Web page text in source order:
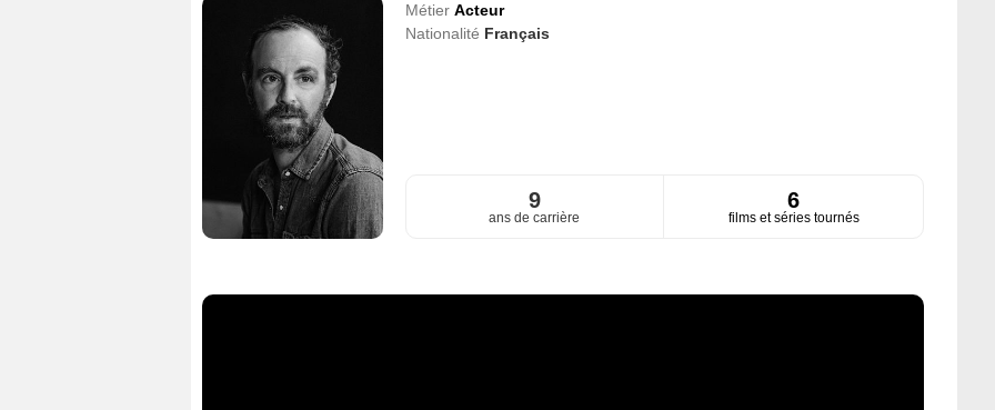
Métier Acteur
Nationalité Français
9
ans de carrière
6
films et séries tournés